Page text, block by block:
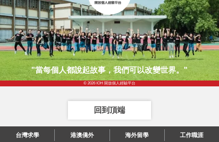
台灣求學 港澳僑外 海外留學 工作職涯
"當每個人都說起故事，我們可以改變世界。"
© 2026 IOH 開放個人經驗平台
回到頂端